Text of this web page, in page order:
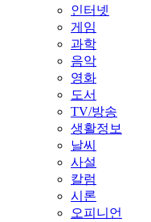
인터넷
게임
과학
음악
영화
도서
TV/방송
생활정보
날씨
사설
칼럼
시론
오피니언